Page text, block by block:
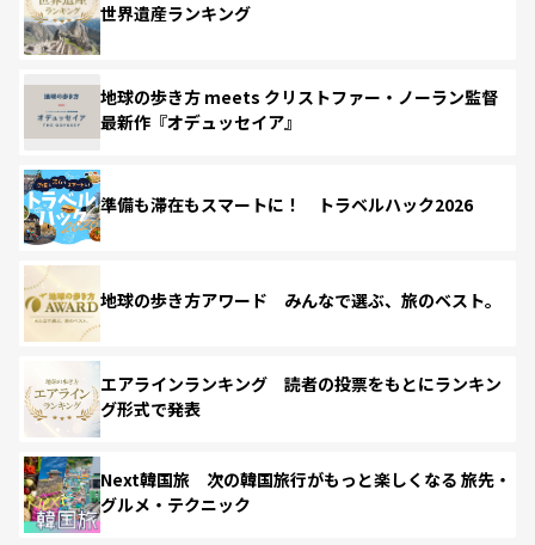
世界遺産ランキング
地球の歩き方 meets クリストファー・ノーラン監督
最新作『オデュッセイア』
準備も滞在もスマートに！ トラベルハック2026
地球の歩き方アワード みんなで選ぶ、旅のベスト。
エアラインランキング 読者の投票をもとにランキン
グ形式で発表
Next韓国旅 次の韓国旅行がもっと楽しくなる 旅先・
グルメ・テクニック